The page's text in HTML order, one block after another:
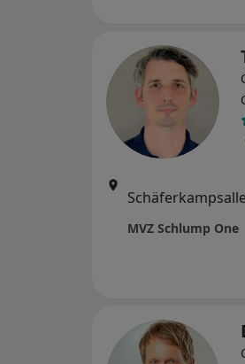
MVZ Schlump One